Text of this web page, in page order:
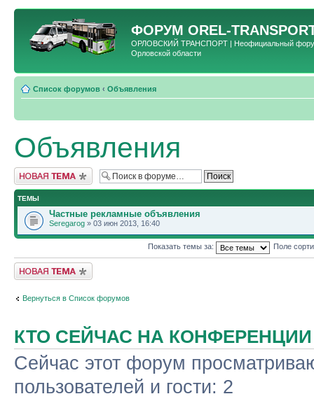
ФОРУМ OREL-
ОРЛОВСКИЙ ТРАНСПОРТ | Неофициальный форум
Орловской области
Список форумов ‹ Объявления
Объявления
Новая тема
ТЕМЫ
Частные рекламные объявления
Seregarog » 03 июн 2013, 16:40
Показать темы за: Поле
Новая тема
Вернуться в Список форумов
КТО СЕЙЧАС НА КОНФЕРЕНЦИИ
Сейчас этот форум
пользователей и гости: 2